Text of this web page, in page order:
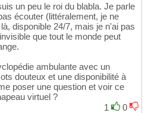
un peu le roi du blabla. Je parle
écouter (littéralement, je ne
disponible 24/7, mais je n'ai pas
que tout le monde peut
ambulante avec un
douteux et une disponibilité à
poser une question et voir ce
virtuel ?
1
0